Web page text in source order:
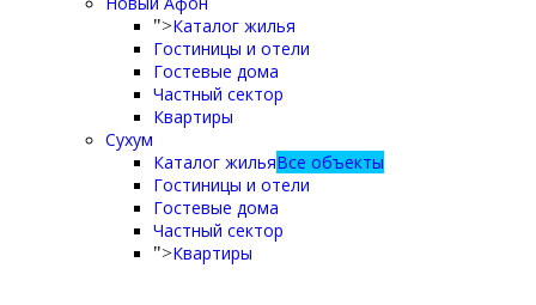
">Каталог жилья
Гостиницы и отели
Гостевые дома
Частный сектор
Квартиры
Сухум
Каталог жильяВсе объекты
Гостиницы и отели
Гостевые дома
Частный сектор
">Квартиры